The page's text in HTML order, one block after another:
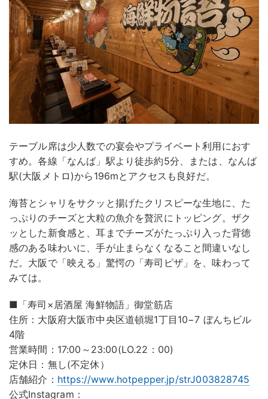
テーブル席は少人数での宴会やプライベート利用におす
すめ。各線「なんば」駅より徒歩約5分、または、なんば
駅(大阪メトロ)から196mとアクセスも良好だ。
海苔とシャリをサクッと揚げたクリスピーな生地に、た
っぷりのチーズと大粒の魚介を贅沢にトッピング。ザク
ッとした新食感と、耳までチーズがたっぷり入った背徳
感のある味わいに、手が止まらなくなること間違いなし
だ。大阪で「映える」驚愕の「寿司ピザ」を、味わって
みては。
■「寿司×居酒屋 海鮮物語」御堂筋店
住所：大阪府大阪市中央区道頓堀1丁目10−7 ぼんちビル
4階
営業時間：17:00～23:00(LO.22：00)
定休日：無し(不定休）
店舗紹介： https://www.hotpepper.jp/strJ003828745
公式Instagram：